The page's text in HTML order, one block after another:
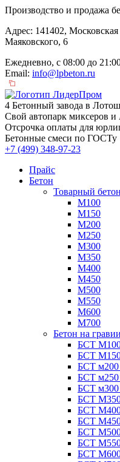
Производство и продажа
Адрес: 141402,
Маяковского, 6
Ежедневно, с 08:00 до
Email: info@lpbeton.ru
4 Бетонный завода в
Свой автопарк миксеров
Отсрочка оплаты для
Бетонные смеси по ГОСТу
+7 (499) 348-97-23
Прайс
Бетон
Товарный бетон
М100
М150
М200
М250
М300
М350
М400
М450
М500
М550
М600
М700
Бетон на гравии
БСТ М100
БСТ М150
БСТ м200
БСТ м250
БСТ м300
БСТ М350
БСТ М400
БСТ М450
БСТ М500
БСТ М550
БСТ М600